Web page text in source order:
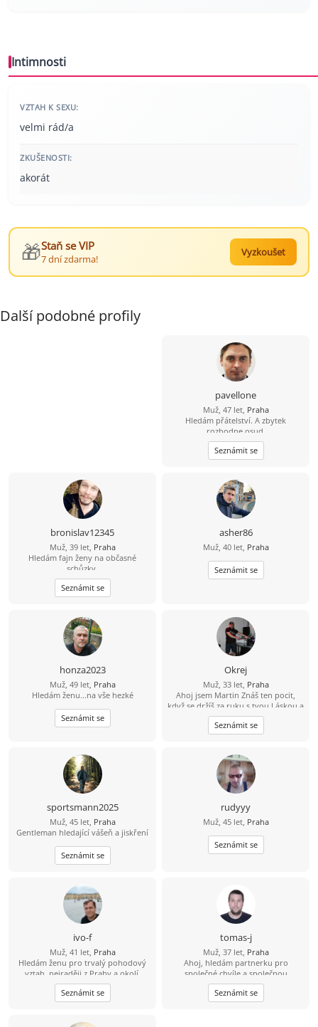
Intimnosti
VZTAH K SEXU:
velmi rád/a
ZKUŠENOSTI:
akorát
🎁Staň se VIP
7 dní zdarma!
Vyzkoušet
Další podobné profily
pavellone
Muž, 47 let, Praha
Hledám přátelství. A zbytek
rozhodne osud.
Seznámit se
bronislav12345
Muž, 39 let, Praha
Hledám fajn ženy na občasné
schůzky.
Seznámit se
asher86
Muž, 40 let, Praha
Seznámit se
honza2023
Muž, 49 let, Praha
Hledám ženu...na vše hezké
Seznámit se
Okrej
Muž, 33 let, Praha
Ahoj jsem Martin Znáš ten pocit,
když se držíš za ruku s tvou Láskou a
čas jakoby neexistoval? Jsem 23 let,
sympatický, svobodný, muž se
smyslem pro humor a životem
držení za ruce bude pouhá
předzvěst toho nádherného, co s
ním prožije. Miluji večerní
procházky, když slunce zapadá. Mám
oblíbenou trasu kolem Vltavy. A pak
společný návrat s posezením a
večeří v útulné hospůdce by mohlo
být příjemným zakončením hezkého
dne.
Seznámit se
sportsmann2025
Muž, 45 let, Praha
Gentleman hledající vášeň a jiskření
Seznámit se
rudyyy
Muž, 45 let, Praha
Seznámit se
ivo-f
Muž, 41 let, Praha
Hledám ženu pro trvalý pohodový
vztah, nejraději z Prahy a okolí.
Seznámit se
tomas-j
Muž, 37 let, Praha
Ahoj, hledám partnerku pro
společné chvíle a společnou
budoucnost. Rád bych se s někým
seznámil. Věřím, že skutečné
partnerství mezi 2 lidmi existuje. S
Seznámit se